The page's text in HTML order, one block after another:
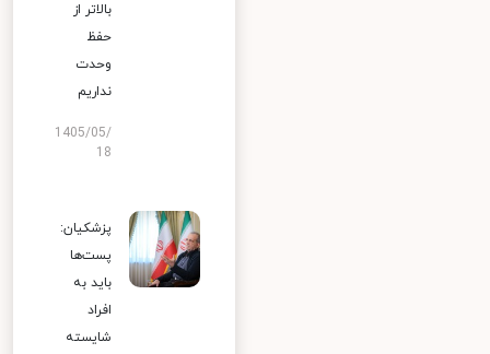
بالاتر از
حفظ
وحدت
نداریم
1405/05/
18
پزشکیان:
پست‌ها
باید به
افراد
شایسته